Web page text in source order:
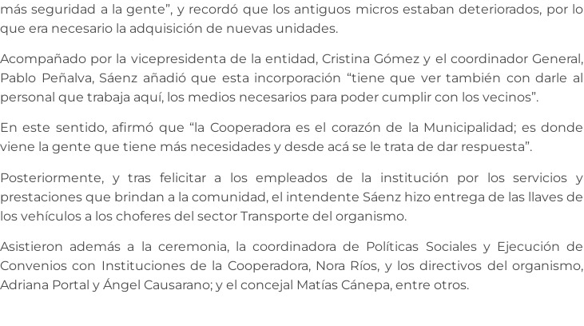
más seguridad a la gente”, y recordó que los antiguos micros estaban deteriorados, por lo
que era necesario la adquisición de nuevas unidades.
Acompañado por la vicepresidenta de la entidad, Cristina Gómez y el coordinador General,
Pablo Peñalva, Sáenz añadió que esta incorporación “tiene que ver también con darle al
personal que trabaja aquí, los medios necesarios para poder cumplir con los vecinos”.
En este sentido, afirmó que “la Cooperadora es el corazón de la Municipalidad; es donde
viene la gente que tiene más necesidades y desde acá se le trata de dar respuesta”.
Posteriormente, y tras felicitar a los empleados de la institución por los servicios y
prestaciones que brindan a la comunidad, el intendente Sáenz hizo entrega de las llaves de
los vehículos a los choferes del sector Transporte del organismo.
Asistieron además a la ceremonia, la coordinadora de Políticas Sociales y Ejecución de
Convenios con Instituciones de la Cooperadora, Nora Ríos, y los directivos del organismo,
Adriana Portal y Ángel Causarano; y el concejal Matías Cánepa, entre otros.